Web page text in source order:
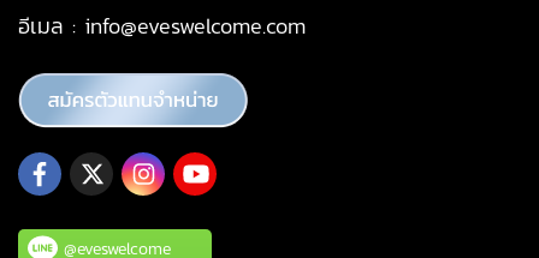
อีเมล : info@eveswelcome.com
@eveswelcome